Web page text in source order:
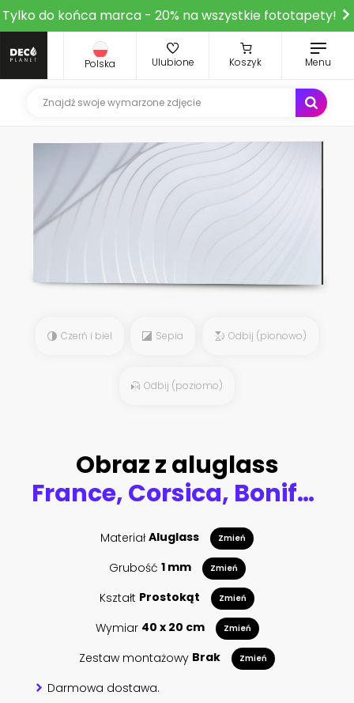
Tylko do końca marca - 20% na wszystkie fototapety!
Polska Ulubione Koszyk Menu
Czerń i biel Sepia Odbij (pionowo)
Odbij (poziomo)
Obraz z aluglass
France, Corsica, Bonifacio, harbor below the citadel
MateriałAluglass Zmień
Grubość 1 mm Zmień
Kształt Prostokąt Zmień
Wymiar 40 x 20 cm Zmień
Zestaw montażowy Brak Zmień
Darmowa dostawa.